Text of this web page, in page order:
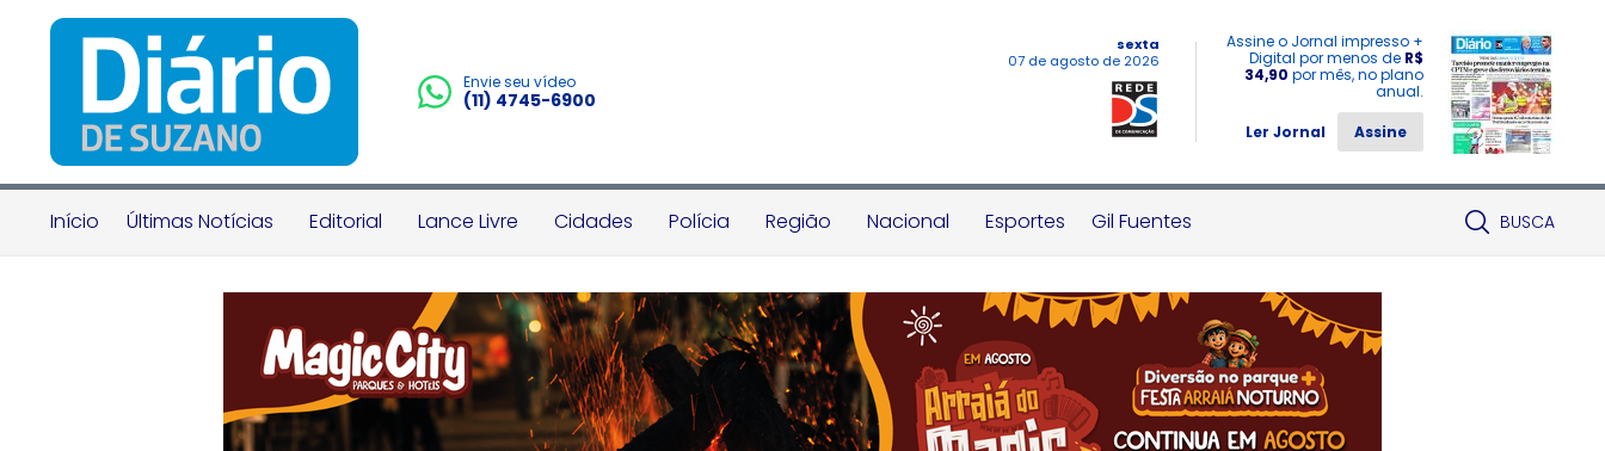
Envie seu vídeo
(11) 4745-6900
sexta
07 de agosto de 2026
Assine o Jornal impresso +
Digital por menos de R$
34,90 por mês, no plano
anual.
Ler Jornal
Assine
Início Últimas Notícias Editorial Lance Livre Cidades Polícia Região Nacional Esportes Gil Fuentes BUSCA